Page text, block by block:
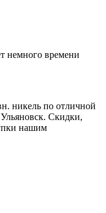
немного времени
никель по отличной
Скидки,
нашим